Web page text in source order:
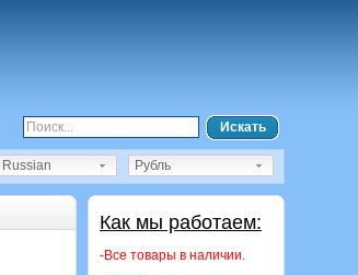
Искать
Рубль
Russian
Как мы работаем:
-Все товары в наличии.